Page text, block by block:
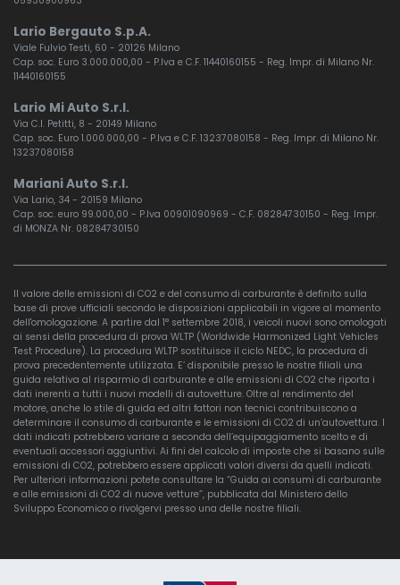
Lario Bergauto S.p.A.
Viale Fulvio Testi, 60 - 20126 Milano
Cap. soc. Euro 3.000.000,00 - P.Iva e C.F. 11440160155 - Reg. Impr. di Milano Nr.
11440160155
Lario Mi Auto S.r.l.
Via C.I. Petitti, 8 - 20149 Milano
Cap. soc. Euro 1.000.000,00 - P.Iva e C.F. 13237080158 - Reg. Impr. di Milano Nr.
13237080158
Mariani Auto S.r.l.
Via Lario, 34 - 20159 Milano
Cap. soc. euro 99.000,00 - P.Iva 00901090969 - C.F. 08284730150 - Reg. Impr.
di MONZA Nr. 08284730150
Il valore delle emissioni di CO2 e del consumo di carburante è definito sulla
base di prove ufficiali secondo le disposizioni applicabili in vigore al momento
dell'omologazione. A partire dal 1° settembre 2018, i veicoli nuovi sono omologati
ai sensi della procedura di prova WLTP (Worldwide Harmonized Light Vehicles
Test Procedure). La procedura WLTP sostituisce il ciclo NEDC, la procedura di
prova precedentemente utilizzata. E’ disponibile presso le nostre filiali una
guida relativa al risparmio di carburante e alle emissioni di CO2 che riporta i
dati inerenti a tutti i nuovi modelli di autovetture. Oltre al rendimento del
motore, anche lo stile di guida ed altri fattori non tecnici contribuiscono a
determinare il consumo di carburante e le emissioni di CO2 di un’autovettura. I
dati indicati potrebbero variare a seconda dell’equipaggiamento scelto e di
eventuali accessori aggiuntivi. Ai fini del calcolo di imposte che si basano sulle
emissioni di CO2, potrebbero essere applicati valori diversi da quelli indicati.
Per ulteriori informazioni potete consultare la “Guida ai consumi di carburante
e alle emissioni di CO2 di nuove vetture”, pubblicata dal Ministero dello
Sviluppo Economico o rivolgervi presso una delle nostre filiali.